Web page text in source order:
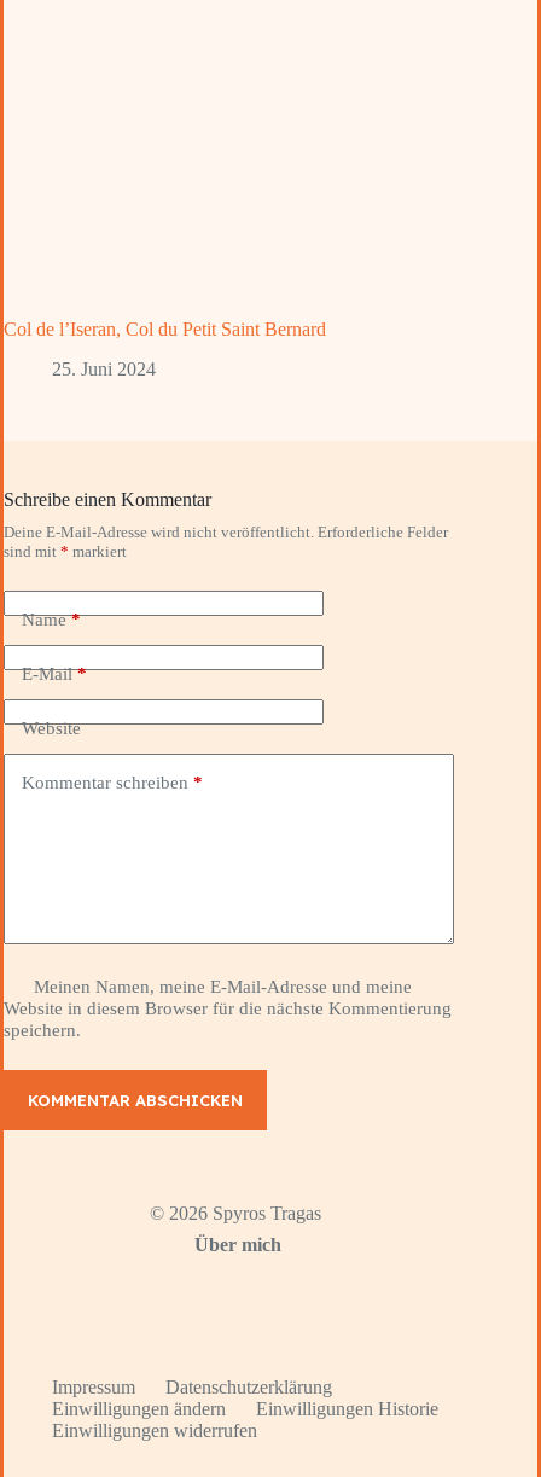
Col de l’Iseran, Col du Petit Saint Bernard
25. Juni 2024
Schreibe einen Kommentar
Deine E-Mail-Adresse wird nicht veröffentlicht. Erforderliche Felder
sind mit * markiert
Name*
E-Mail*
Website
Kommentar schreiben *
Meinen Namen, meine E-Mail-Adresse und meine
Website in diesem Browser für die nächste Kommentierung
speichern.
KOMMENTAR ABSCHICKEN
© 2026 Spyros Tragas
Über mich
Impressum
Datenschutzerklärung
Einwilligungen ändern
Einwilligungen Historie
Einwilligungen widerrufen